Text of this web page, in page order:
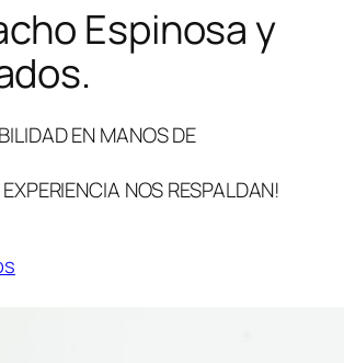
Espinosa y
EN MANOS DE
NOS RESPALDAN!